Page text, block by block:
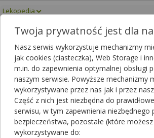
Lekopedia
FUROSEMIDUM
POLFARMEX
Twoja prywatność jest dla
Nasz serwis wykorzystuje mechanizmy
jak cookies (ciasteczka), Web Storage i
m.in. do zapewnienia optymalnej obsługi
naszym serwisie. Powyższe mechanizmy
wykorzystywane przez nas jak i przez
Część z nich jest niezbędna do
serwisu, w tym zapewnienia niezbędnego
bezpieczeństwa, pozostałe (które
wykorzystywane do: